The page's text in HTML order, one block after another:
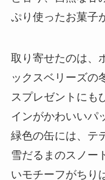
ぷり使ったお菓子
取り寄せたのは、
ックスベリーズの
スプレゼントにも
インがかわいいパ
緑色の缶には、テ
雪だるまのスノー
いモチーフがちり